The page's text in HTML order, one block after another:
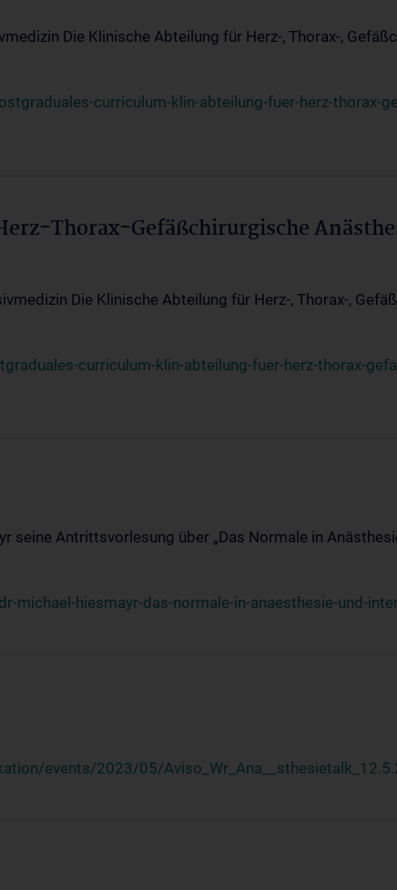
Die Klinische Abteilung für Herz-, Thorax-,
curriculum-klin-abteilung-fuer-herz-thorax-
Thorax-Gefäßchirurgische
Die Klinische Abteilung für Herz-, Thorax-,
curriculum-klin-abteilung-fuer-herz-thorax-
seine Antrittsvorlesung über „Das Normale in
hiesmayr-das-normale-in-anaesthesie-und-
events/2023/05/